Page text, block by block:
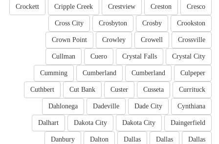
Cresco
Creston
Crestview
Cripple Creek
Crockett
Crookston
Crosby
Crosbyton
Cross City
Crossville
Crowell
Crowley
Crown Point
Crystal City
Crystal Falls
Cuero
Cullman
Culpeper
Cumberland
Cumberland
Cumming
Currituck
Cusseta
Custer
Cut Bank
Cuthbert
Cynthiana
Dade City
Dadeville
Dahlonega
Daingerfield
Dakota City
Dakota City
Dalhart
Dallas
Dallas
Dallas
Dalton
Danbury